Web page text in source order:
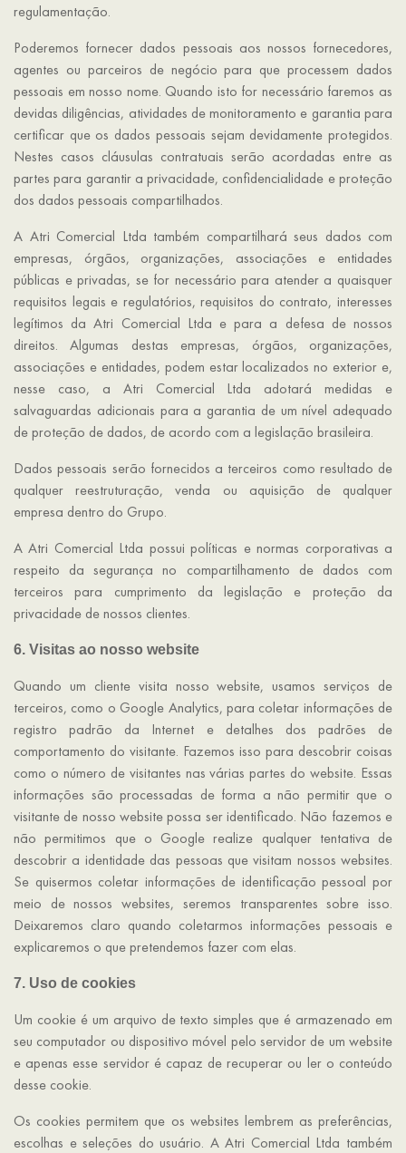
regulamentação.
Poderemos fornecer dados pessoais aos nossos fornecedores,
agentes ou parceiros de negócio para que processem dados
pessoais em nosso nome. Quando isto for necessário faremos as
devidas diligências, atividades de monitoramento e garantia para
certificar que os dados pessoais sejam devidamente protegidos.
Nestes casos cláusulas contratuais serão acordadas entre as
partes para garantir a privacidade, confidencialidade e proteção
dos dados pessoais compartilhados.
A Atri Comercial Ltda também compartilhará seus dados com
empresas, órgãos, organizações, associações e entidades
públicas e privadas, se for necessário para atender a quaisquer
requisitos legais e regulatórios, requisitos do contrato, interesses
legítimos da Atri Comercial Ltda e para a defesa de nossos
direitos. Algumas destas empresas, órgãos, organizações,
associações e entidades, podem estar localizados no exterior e,
nesse caso, a Atri Comercial Ltda adotará medidas e
salvaguardas adicionais para a garantia de um nível adequado
de proteção de dados, de acordo com a legislação brasileira.
Dados pessoais serão fornecidos a terceiros como resultado de
qualquer reestruturação, venda ou aquisição de qualquer
empresa dentro do Grupo.
A Atri Comercial Ltda possui políticas e normas corporativas a
respeito da segurança no compartilhamento de dados com
terceiros para cumprimento da legislação e proteção da
privacidade de nossos clientes.
6. Visitas ao nosso website
Quando um cliente visita nosso website, usamos serviços de
terceiros, como o Google Analytics, para coletar informações de
registro padrão da Internet e detalhes dos padrões de
comportamento do visitante. Fazemos isso para descobrir coisas
como o número de visitantes nas várias partes do website. Essas
informações são processadas de forma a não permitir que o
visitante de nosso website possa ser identificado. Não fazemos e
não permitimos que o Google realize qualquer tentativa de
descobrir a identidade das pessoas que visitam nossos websites.
Se quisermos coletar informações de identificação pessoal por
meio de nossos websites, seremos transparentes sobre isso.
Deixaremos claro quando coletarmos informações pessoais e
explicaremos o que pretendemos fazer com elas.
7. Uso de cookies
Um cookie é um arquivo de texto simples que é armazenado em
seu computador ou dispositivo móvel pelo servidor de um website
e apenas esse servidor é capaz de recuperar ou ler o conteúdo
desse cookie.
Os cookies permitem que os websites lembrem as preferências,
escolhas e seleções do usuário. A Atri Comercial Ltda também